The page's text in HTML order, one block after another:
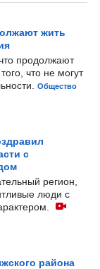
жить
продолжают
что не могут
Общество
с
регион,
люди с
района